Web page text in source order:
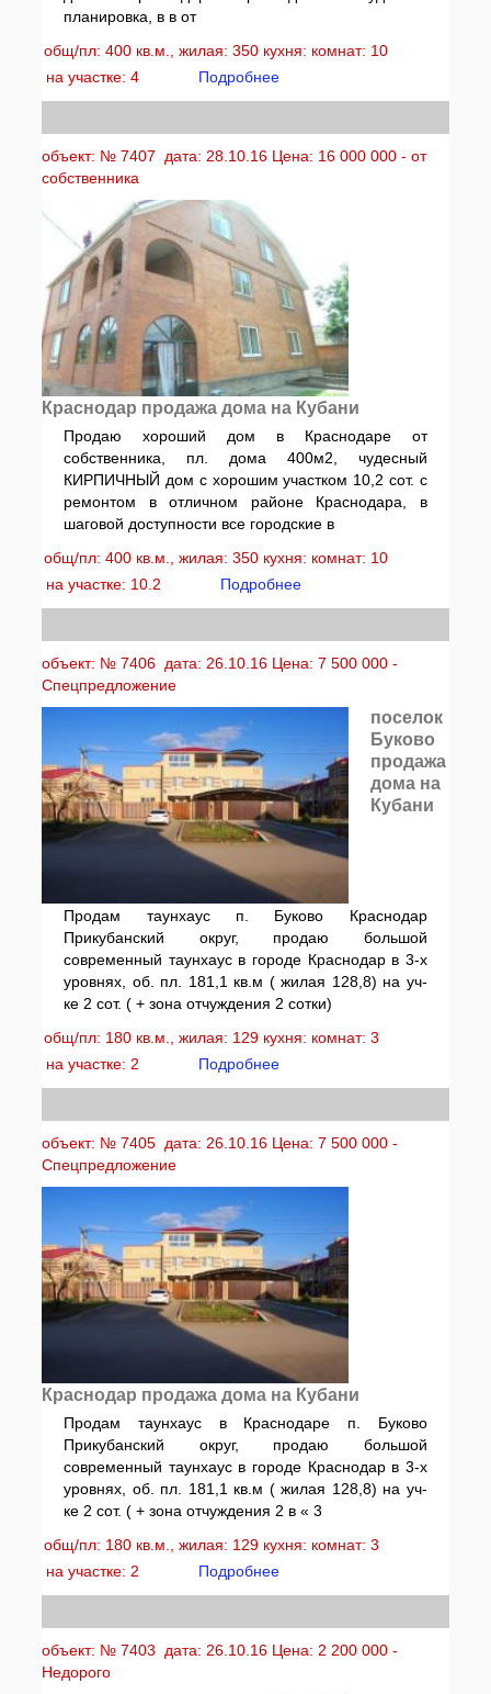
планировка, в в от
общ/пл: 400 кв.м., жилая: 350 кухня: комнат: 10
на участке: 4
Подробнее
объект: № 7407 дата: 28.10.16 Цена: 16 000 000 - от
собственника
Краснодар продажа дома на Кубани
Продаю хороший дом в Краснодаре от
собственника, пл. дома 400м2, чудесный
КИРПИЧНЫЙ дом с хорошим участком 10,2 сот. с
ремонтом в отличном районе Краснодара, в
шаговой доступности все городские в
общ/пл: 400 кв.м., жилая: 350 кухня: комнат: 10
на участке: 10.2
Подробнее
объект: № 7406 дата: 26.10.16 Цена: 7 500 000 -
Спецпредложение
поселок
Буково
продажа
дома на
Кубани
Продам таунхаус п. Буково Краснодар
Прикубанский округ, продаю большой
современный таунхаус в городе Краснодар в 3-х
уровнях, об. пл. 181,1 кв.м ( жилая 128,8) на уч-
ке 2 сот. ( + зона отчуждения 2 сотки)
общ/пл: 180 кв.м., жилая: 129 кухня: комнат: 3
на участке: 2
Подробнее
объект: № 7405 дата: 26.10.16 Цена: 7 500 000 -
Спецпредложение
Краснодар продажа дома на Кубани
Продам таунхаус в Краснодаре п. Буково
Прикубанский округ, продаю большой
современный таунхаус в городе Краснодар в 3-х
уровнях, об. пл. 181,1 кв.м ( жилая 128,8) на уч-
ке 2 сот. ( + зона отчуждения 2 в « 3
общ/пл: 180 кв.м., жилая: 129 кухня: комнат: 3
на участке: 2
Подробнее
объект: № 7403 дата: 26.10.16 Цена: 2 200 000 -
Недорого